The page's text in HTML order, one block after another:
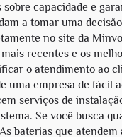
capacidade e
a tomar uma
no site da
recentes e os
o atendimento ao
uma empresa de fácil
serviços de
Se você busca
baterias que atendem